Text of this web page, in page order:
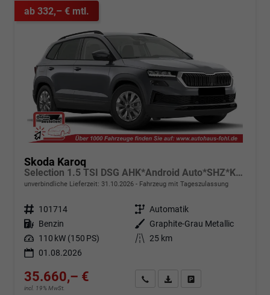
ab 332,– € mtl.
Skoda Karoq
Selection 1.5 TSI DSG AHK*Android Auto*SHZ*Kamera*Keyless*PDC v/h*Klimaauto*SUNSET*LED
unverbindliche Lieferzeit: 31.10.2026 Fahrzeug mit Tageszulassung
Fahrzeugnr. 101714 Getriebe Automatik
Kraftstoff Benzin Außenfarbe
Graphite-Grau Metallic
Leistung 110 kW (150 PS) Kilometerstand 25 km
01.08.2026
35.660,– €
incl. 19% MwSt.
Angebot anfordern
Fahrzeugexpose (PDF)